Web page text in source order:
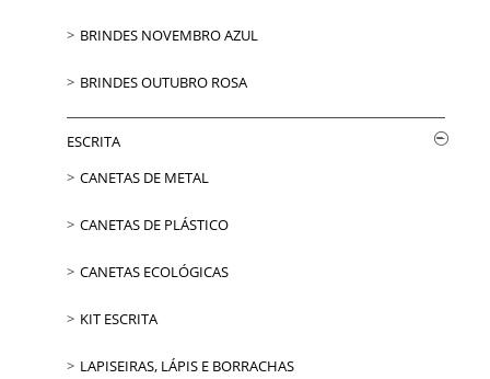
BRINDES NOVEMBRO AZUL
BRINDES OUTUBRO ROSA
ESCRITA
CANETAS DE METAL
CANETAS DE PLÁSTICO
CANETAS ECOLÓGICAS
KIT ESCRITA
LAPISEIRAS, LÁPIS E BORRACHAS